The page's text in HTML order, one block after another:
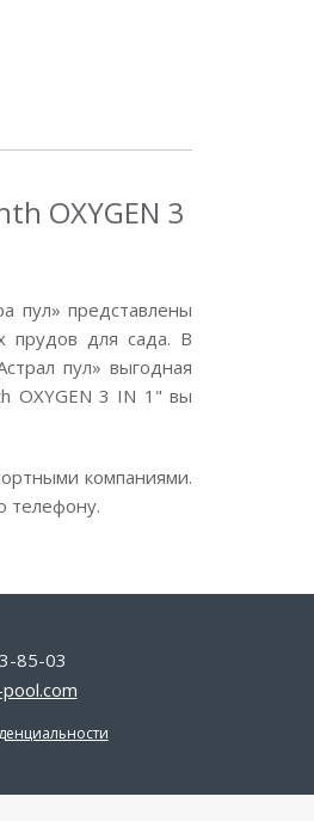
OXYGEN 3
пул» представлены
прудов для сада. В
пул» выгодная
OXYGEN 3 IN 1" вы
компаниями.
телефону.
85-03